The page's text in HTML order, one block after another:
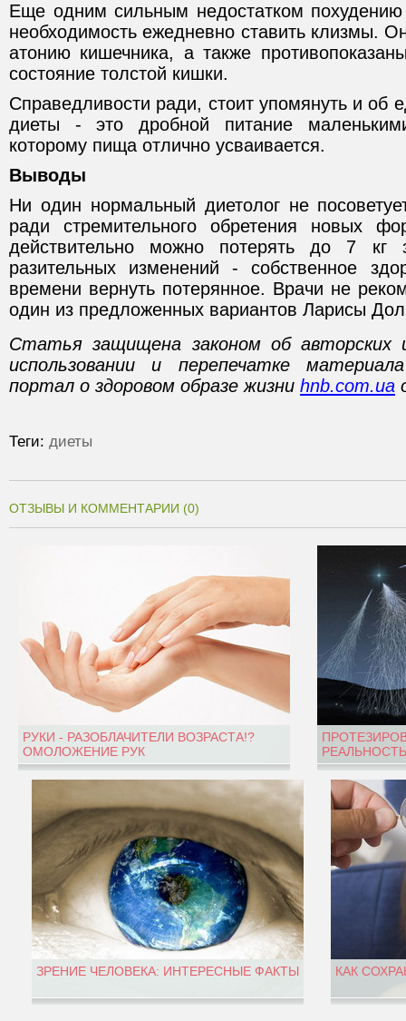
Еще одним сильным недостатком
необходимость ежедневно ставить клизмы.
атонию кишечника, а также
состояние толстой кишки.
Справедливости ради, стоит упомянуть и об
диеты - это дробной питание
которому пища отлично усваивается.
Выводы
Ни один нормальный диетолог не
ради стремительного обретения новых
действительно можно потерять до 7
разительных изменений - собственное
времени вернуть потерянное. Врачи не
один из предложенных вариантов Ларисы
Статья защищена законом об авторских
использовании и перепечатке
портал о здоровом образе жизни hnb.com.ua
Теги: диеты
ОТЗЫВЫ И КОММЕНТАРИИ (0)
РУКИ - РАЗОБЛАЧИТЕЛИ ВОЗРАСТА!?
ОМОЛОЖЕНИЕ РУК
ЗРЕНИЕ ЧЕЛОВЕКА: ИНТЕРЕСНЫЕ ФАКТЫ КАК